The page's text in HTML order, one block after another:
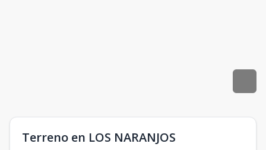
Terreno en LOS NARANJOS